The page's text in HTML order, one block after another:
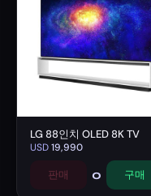
LG 88인치 OLED 8K TV
USD19,990
판매 0 구매